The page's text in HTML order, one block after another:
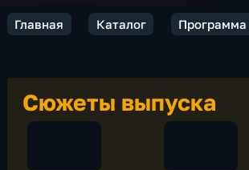
Главная Каталог Программа
Сюжеты выпуска